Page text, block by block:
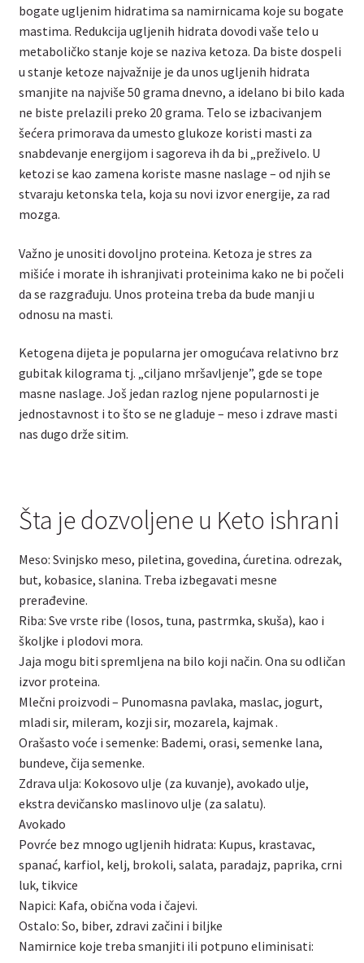
bogate ugljenim hidratima sa namirnicama koje su bogate
mastima. Redukcija ugljenih hidrata dovodi vaše telo u
metaboličko stanje koje se naziva ketoza. Da biste dospeli
u stanje ketoze najvažnije je da unos ugljenih hidrata
smanjite na najviše 50 grama dnevno, a idelano bi bilo kada
ne biste prelazili preko 20 grama. Telo se izbacivanjem
šećera primorava da umesto glukoze koristi masti za
snabdevanje energijom i sagoreva ih da bi „preživelo. U
ketozi se kao zamena koriste masne naslage – od njih se
stvaraju ketonska tela, koja su novi izvor energije, za rad
mozga.
Važno je unositi dovoljno proteina. Ketoza je stres za
mišiće i morate ih ishranjivati proteinima kako ne bi počeli
da se razgrađuju. Unos proteina treba da bude manji u
odnosu na masti.
Ketogena dijeta je popularna jer omogućava relativno brz
gubitak kilograma tj. „ciljano mršavljenje”, gde se tope
masne naslage. Još jedan razlog njene popularnosti je
jednostavnost i to što se ne gladuje – meso i zdrave masti
nas dugo drže sitim.
Šta je dozvoljene u Keto ishrani
Meso: Svinjsko meso, piletina, govedina, ćuretina. odrezak,
but, kobasice, slanina. Treba izbegavati mesne
prerađevine.
Riba: Sve vrste ribe (losos, tuna, pastrmka, skuša), kao i
školjke i plodovi mora.
Jaja mogu biti spremljena na bilo koji način. Ona su odličan
izvor proteina.
Mlečni proizvodi – Punomasna pavlaka, maslac, jogurt,
mladi sir, mileram, kozji sir, mozarela, kajmak .
Orašasto voće i semenke: Bademi, orasi, semenke lana,
bundeve, čija semenke.
Zdrava ulja: Kokosovo ulje (za kuvanje), avokado ulje,
ekstra devičansko maslinovo ulje (za salatu).
Avokado
Povrće bez mnogo ugljenih hidrata: Kupus, krastavac,
spanać, karfiol, kelj, brokoli, salata, paradajz, paprika, crni
luk, tikvice
Napici: Kafa, obična voda i čajevi.
Ostalo: So, biber, zdravi začini i biljke
Namirnice koje treba smanjiti ili potpuno eliminisati: